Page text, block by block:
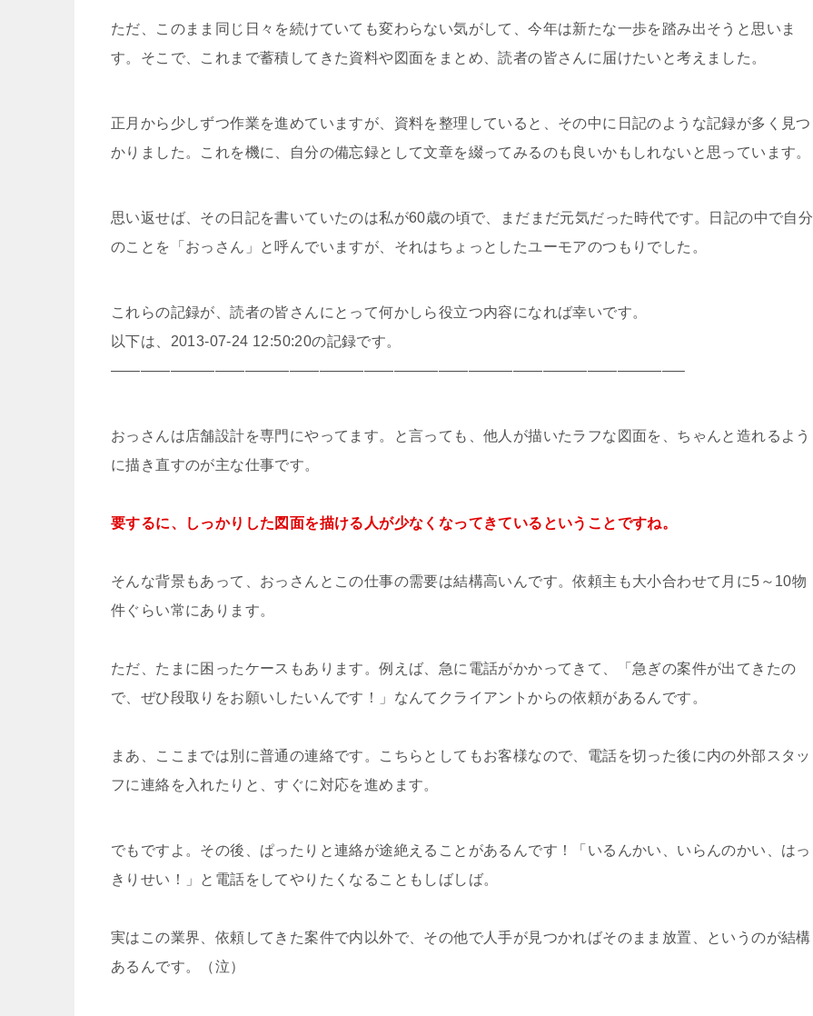
ただ、このまま同じ日々を続けていても変わらない気がして、今年は新たな一歩を踏み出そうと思いま
す。そこで、これまで蓄積してきた資料や図面をまとめ、読者の皆さんに届けたいと考えました。
正月から少しずつ作業を進めていますが、資料を整理していると、その中に日記のような記録が多く見つ
かりました。これを機に、自分の備忘録として文章を綴ってみるのも良いかもしれないと思っています。
思い返せば、その日記を書いていたのは私が60歳の頃で、まだまだ元気だった時代です。日記の中で自分
のことを「おっさん」と呼んでいますが、それはちょっとしたユーモアのつもりでした。
これらの記録が、読者の皆さんにとって何かしら役立つ内容になれば幸いです。
以下は、2013-07-24 12:50:20の記録です。
——————————————————————————————————————–
おっさんは店舗設計を専門にやってます。と言っても、他人が描いたラフな図面を、ちゃんと造れるよう
に描き直すのが主な仕事です。
要するに、しっかりした図面を描ける人が少なくなってきているということですね。
そんな背景もあって、おっさんとこの仕事の需要は結構高いんです。依頼主も大小合わせて月に5～10物
件ぐらい常にあります。
ただ、たまに困ったケースもあります。例えば、急に電話がかかってきて、「急ぎの案件が出てきたの
で、ぜひ段取りをお願いしたいんです！」なんてクライアントからの依頼があるんです。
まあ、ここまでは別に普通の連絡です。こちらとしてもお客様なので、電話を切った後に内の外部スタッ
フに連絡を入れたりと、すぐに対応を進めます。
でもですよ。その後、ぱったりと連絡が途絶えることがあるんです！「いるんかい、いらんのかい、はっ
きりせい！」と電話をしてやりたくなることもしばしば。
実はこの業界、依頼してきた案件で内以外で、その他で人手が見つかればそのまま放置、というのが結構
あるんです。（泣）